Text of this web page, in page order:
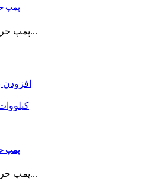
پمپ
پمپ حرارتی هوا/آب با ظرفیت...
پمپ
پمپ حرارتی هوا/آب با ظرفیت...